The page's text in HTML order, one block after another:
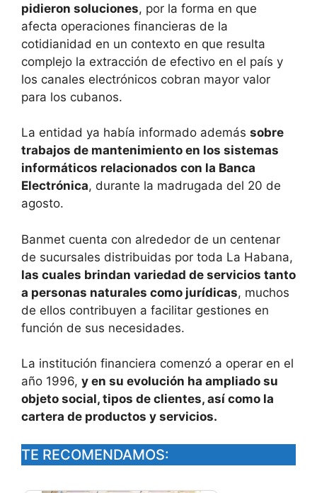
pidieron soluciones, por la forma en que
afecta operaciones financieras de la
cotidianidad en un contexto en que resulta
complejo la extracción de efectivo en el país y
los canales electrónicos cobran mayor valor
para los cubanos.
La entidad ya había informado además sobre
trabajos de mantenimiento en los sistemas
informáticos relacionados con la Banca
Electrónica, durante la madrugada del 20 de
agosto.
Banmet cuenta con alrededor de un centenar
de sucursales distribuidas por toda La Habana,
las cuales brindan variedad de servicios tanto
a personas naturales como jurídicas, muchos
de ellos contribuyen a facilitar gestiones en
función de sus necesidades.
La institución financiera comenzó a operar en el
año 1996, y en su evolución ha ampliado su
objeto social, tipos de clientes, así como la
cartera de productos y servicios.
TE RECOMENDAMOS: